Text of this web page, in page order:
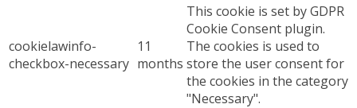
cookielawinfo-
checkbox-necessary
11
months
This cookie is set by GDPR
Cookie Consent plugin.
The cookies is used to
store the user consent for
the cookies in the category
"Necessary".